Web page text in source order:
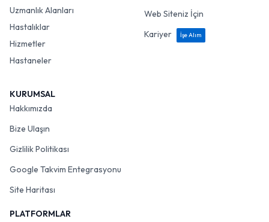
Uzmanlık Alanları
Hastalıklar
Hizmetler
Hastaneler
Web Siteniz İçin
Kariyer
İşe Alım
KURUMSAL
Hakkımızda
Bize Ulaşın
Gizlilik Politikası
Google Takvim Entegrasyonu
Site Haritası
PLATFORMLAR